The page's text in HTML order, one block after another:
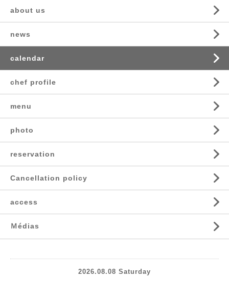
about us
news
calendar
chef profile
menu
photo
reservation
Cancellation policy
access
Ｍédias
2026.08.08 Saturday